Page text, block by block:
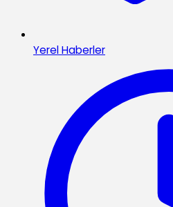
Yerel Haberler